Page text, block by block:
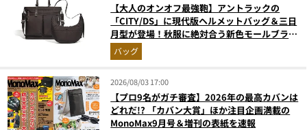
【大人のオンオフ最強鞄】アントラックの
「CITY/DS」に現代版ヘルメットバッグ＆三日
月型が登場！秋服に絶対合う新色モールブラウ
ンが傑作
バッグ
2026/08/03 17:00
【プロ9名がガチ審査】2026年の最高カバンは
どれだ!? 「カバン大賞」ほか注目企画満載の
MonoMax9月号＆増刊の表紙を速報